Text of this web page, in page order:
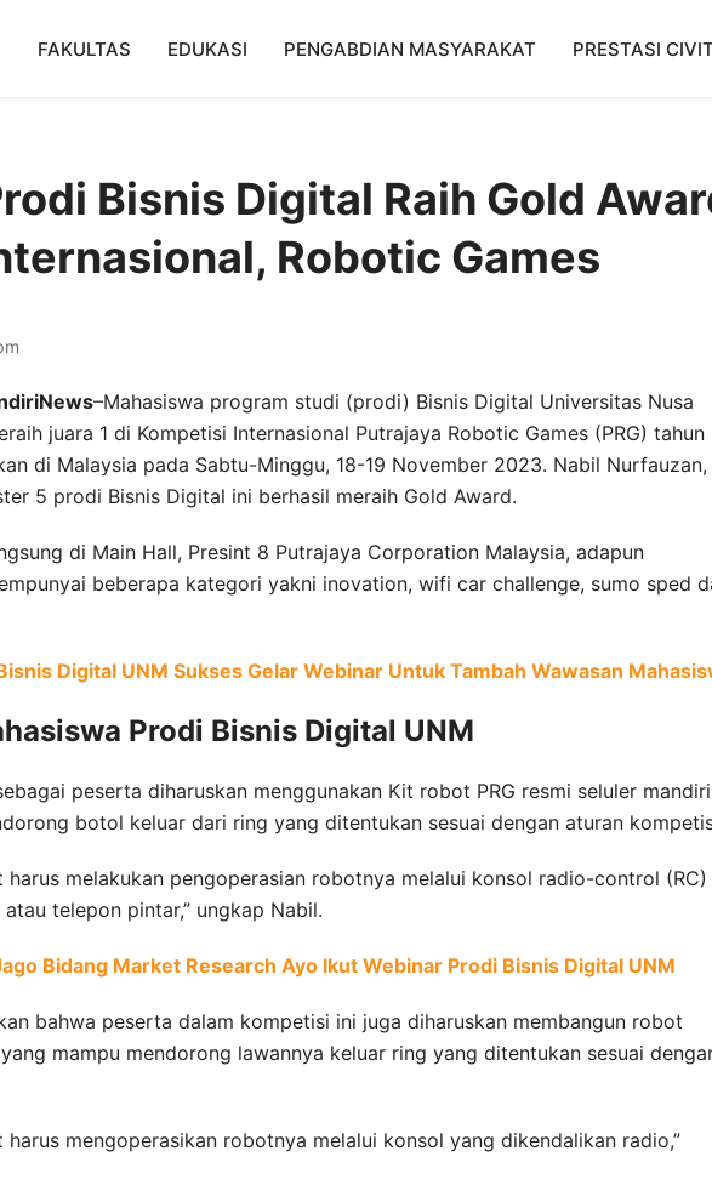
FAKULTAS EDUKASI PENGABDIAN MASYARAKAT PRESTASI
Bisnis Digital Raih Gold
Robotic Games
–Mahasiswa program studi (prodi) Bisnis Digital Universitas Nusa
juara 1 di Kompetisi Internasional Putrajaya Robotic Games (PRG) tahun
di Malaysia pada Sabtu-Minggu, 18-19 November 2023. Nabil Nurfauzan,
5 prodi Bisnis Digital ini berhasil meraih Gold Award.
di Main Hall, Presint 8 Putrajaya Corporation Malaysia, adapun
beberapa kategori yakni inovation, wifi car challenge, sumo sped
Digital UNM Sukses Gelar Webinar Untuk Tambah Wawasan
Prodi Bisnis Digital UNM
peserta diharuskan menggunakan Kit robot PRG resmi seluler mandiri
botol keluar dari ring yang ditentukan sesuai dengan aturan
harus melakukan pengoperasian robotnya melalui konsol radio-control (RC)
telepon pintar,” ungkap Nabil.
Bidang Market Research Ayo Ikut Webinar Prodi Bisnis Digital UNM
bahwa peserta dalam kompetisi ini juga diharuskan membangun robot
mampu mendorong lawannya keluar ring yang ditentukan sesuai
harus mengoperasikan robotnya melalui konsol yang dikendalikan radio,”